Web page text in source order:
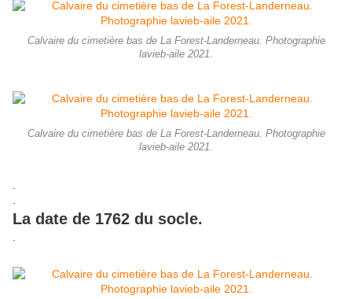
Calvaire du cimetière bas de La Forest-Landerneau. Photographie
lavieb-aile 2021.
Calvaire du cimetière bas de La Forest-Landerneau. Photographie
lavieb-aile 2021.
La date de 1762 du socle.